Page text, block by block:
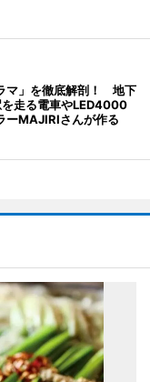
マ」を徹底解剖！ 地下
走る電車やLED4000
MAJIRIさんが作る